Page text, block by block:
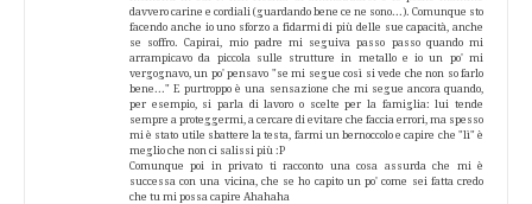
davvero carine e cordiali (guardando bene ce ne sono...). Comunque sto
facendo anche io uno sforzo a fidarmi di più delle sue capacità, anche
se soffro. Capirai, mio padre mi seguiva passo passo quando mi
arrampicavo da piccola sulle strutture in metallo e io un po' mi
vergognavo, un po' pensavo "se mi segue così si vede che non so farlo
bene..." E purtroppo è una sensazione che mi segue ancora quando,
per esempio, si parla di lavoro o scelte per la famiglia: lui tende
sempre a proteggermi, a cercare di evitare che faccia errori, ma spesso
mi è stato utile sbattere la testa, farmi un bernoccolo e capire che "lì" è
meglio che non ci salissi più :P
Comunque poi in privato ti racconto una cosa assurda che mi è
successa con una vicina, che se ho capito un po' come sei fatta credo
che tu mi possa capire Ahahaha